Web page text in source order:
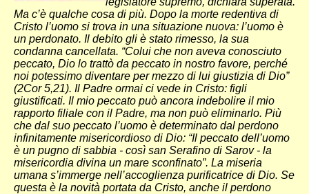
Ma c’è qualche cosa di più. Dopo la morte redentiva di
Cristo l’uomo si trova in una situazione nuova: l’uomo è
un perdonato. Il debito gli è stato rimesso, la sua
condanna cancellata. “Colui che non aveva conosciuto
peccato, Dio lo trattò da peccato in nostro favore, perché
noi potessimo diventare per mezzo di lui giustizia di Dio”
(2Cor 5,21). Il Padre ormai ci vede in Cristo: figli
giustificati. Il mio peccato può ancora indebolire il mio
rapporto filiale con il Padre, ma non può eliminarlo. Più
che dal suo peccato l’uomo è determinato dal perdono
infinitamente misericordioso di Dio: “Il peccato dell’uomo
è un pugno di sabbia - così san Serafino di Sarov - la
misericordia divina un mare sconfinato”. La miseria
umana s’immerge nell’accoglienza purificatrice di Dio. Se
questa è la novità portata da Cristo, anche il perdono